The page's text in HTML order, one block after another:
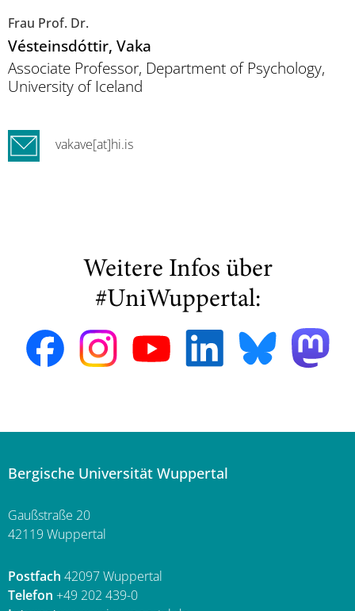
Frau Prof. Dr.
Vésteinsdóttir, Vaka
Associate Professor, Department of Psychology,
University of Iceland
vakave[at]hi.is
Weitere Infos über
#UniWuppertal:
Bergische Universität Wuppertal
Gaußstraße 20
42119 Wuppertal
Postfach 42097 Wuppertal
Telefon +49 202 439-0